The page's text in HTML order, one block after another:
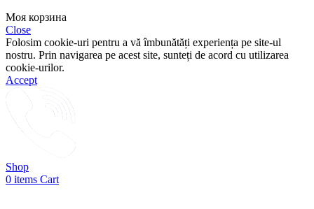
Моя корзина
Close
Folosim cookie-uri pentru a vă îmbunătăți experiența pe site-ul
nostru. Prin navigarea pe acest site, sunteți de acord cu utilizarea
cookie-urilor.
Accept
Shop
0 items Cart